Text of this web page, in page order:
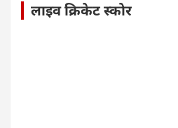
लाइव क्रिकेट स्कोर